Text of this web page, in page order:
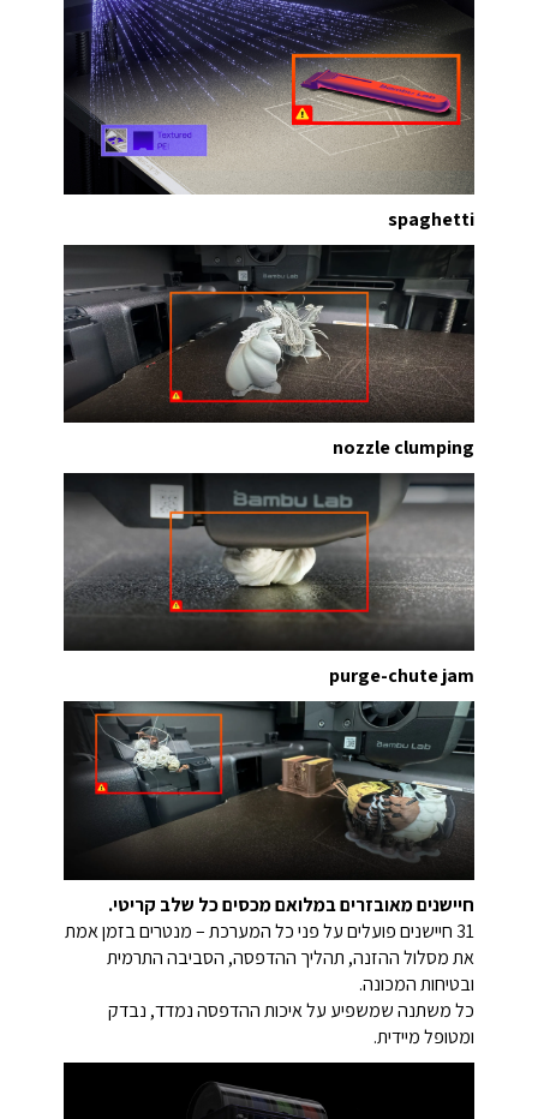
spaghetti
nozzle clumping
purge-chute jam
חיישנים מאובזרים במלואם מכסים כל שלב קריטי.
31 חיישנים פועלים על פני כל המערכת – מנטרים בזמן אמת
את מסלול ההזנה, תהליך ההדפסה, הסביבה התרמית
ובטיחות המכונה.
כל משתנה שמשפיע על איכות ההדפסה נמדד, נבדק
ומטופל מיידית.